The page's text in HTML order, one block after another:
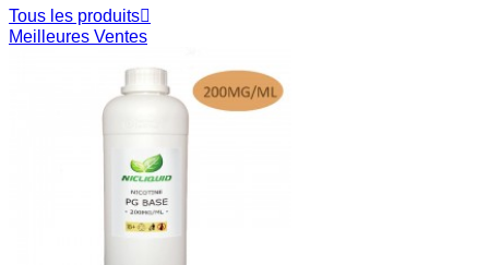
Tous les produits
Meilleures Ventes